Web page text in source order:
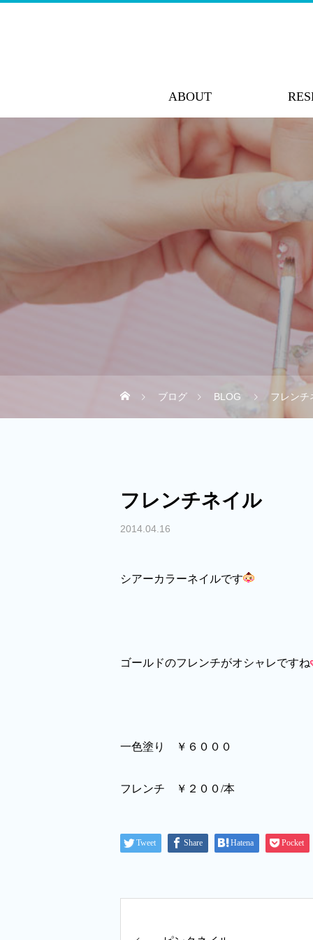
ABOUT
ブログ BLOG フレンチ
フレンチネイル
2014.04.16
シアーカラーネイルです
ゴールドのフレンチがオシャレですね
一色塗り ￥６０００
フレンチ ￥２００/本
Tweet Share Hatena Pocket